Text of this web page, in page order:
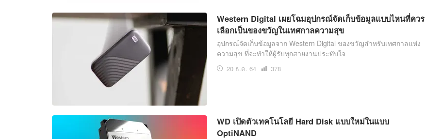
Western Digital เผยโฉมอุปกรณ์จัดเก็บข้อมูลแบบไหนที่ควร
เลือกเป็นของขวัญในเทศกาลความสุข
อุปกรณ์จัดเก็บข้อมูลจาก Western Digital ของขวัญสำหรับเทศกาลแห่ง
ความสุข ที่จะทำให้ผู้รับทุกสายงานประทับใจ
20 ธ.ค. 64
เปิด
378
WD เปิดตัวเทคโนโลยี Hard Disk แบบใหม่ในแบบ
OptiNAND